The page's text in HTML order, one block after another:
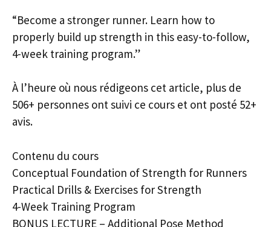
“Become a stronger runner. Learn how to
properly build up strength in this easy-to-follow,
4-week training program.”
À l’heure où nous rédigeons cet article, plus de
506+ personnes ont suivi ce cours et ont posté 52+
avis.
Contenu du cours
Conceptual Foundation of Strength for Runners
Practical Drills & Exercises for Strength
4-Week Training Program
BONUS LECTURE – Additional Pose Method